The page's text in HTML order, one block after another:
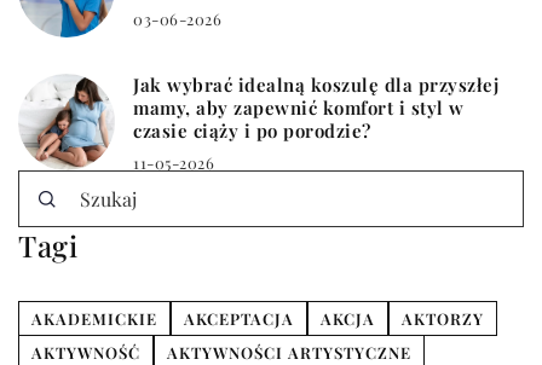
03-06-2026
Jak wybrać idealną koszulę dla przyszłej
mamy, aby zapewnić komfort i styl w
czasie ciąży i po porodzie?
11-05-2026
Tagi
AKADEMICKIE AKCEPTACJA AKCJA
AKTORZY
AKTYWNOŚĆ
AKTYWNOŚCI ARTYSTYCZNE